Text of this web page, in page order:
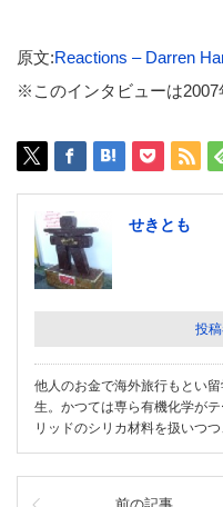
原文:Reactions – Darren
※このインタビューは2007
せきとも
投
他人のお金で海外旅行もとい
生。かつては専ら有機化学が
リッドのシリカ材料を扱いつ